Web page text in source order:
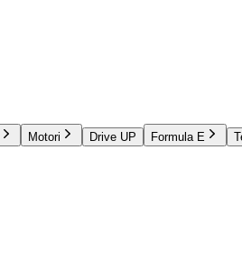
Motori Drive UP Formula E